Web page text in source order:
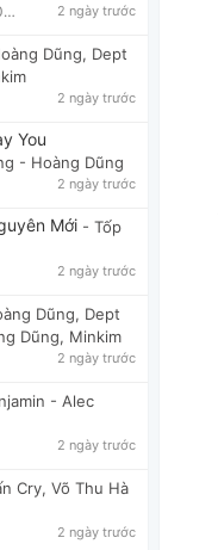
nguyendaoduyquang17021 2 ngày trước
Dũng, Dept
2 ngày trước
You
- Hoàng Dũng
2 ngày trước
Mới - Tốp
2 ngày trước
Dũng, Dept
Dũng, Minkim
2 ngày trước
- Alec
2 ngày trước
Cry, Võ Thu Hà
2 ngày trước